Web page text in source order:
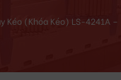
Kéo (Khóa Kéo) LS-4241A –